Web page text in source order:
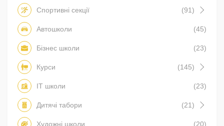
Спортивні секції (91)
Автошколи (45)
Бізнес школи (23)
Курси (145)
IT школи (23)
Дитячі табори (21)
Художні школи (20)